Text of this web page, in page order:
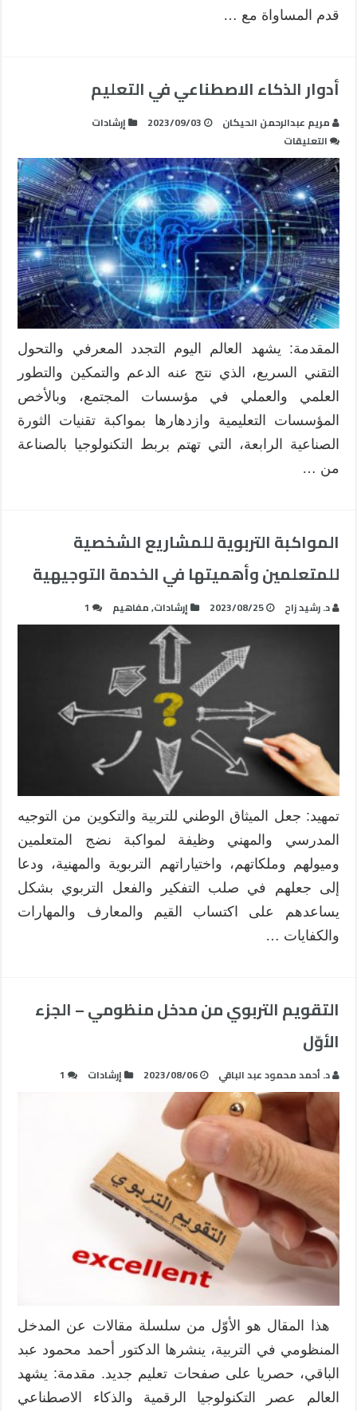
قدم المساواة مع …
أدوار الذكاء الاصطناعي في التعليم
مريم عبدالرحمن الحيكان 2023/09/03
إرشادات
التعليقات
أدوار
الذكاء
الاصطناعي
في
التعليم
مغلقة
المقدمة: يشهد العالم اليوم التجدد المعرفي والتحول
التقني السريع، الذي نتج عنه الدعم والتمكين والتطور
العلمي والعملي في مؤسسات المجتمع، وبالأخص
المؤسسات التعليمية وازدهارها بمواكبة تقنيات الثورة
الصناعية الرابعة، التي تهتم بربط التكنولوجيا بالصناعة
من …
المواكبة التربوية للمشاريع الشخصية
للمتعلمين وأهميتها في الخدمة التوجيهية
د. رشيد زاح 2023/08/25 إرشادات,مفاهيم 1
تمهيد: جعل الميثاق الوطني للتربية والتكوين من التوجيه
المدرسي والمهني وظيفة لمواكبة نضج المتعلمين
وميولهم وملكاتهم، واختياراتهم التربوية والمهنية، ودعا
إلى جعلهم في صلب التفكير والفعل التربوي بشكل
يساعدهم على اكتساب القيم والمعارف والمهارات
والكفايات …
التقويم التربوي من مدخل منظومي – الجزء
الأوّل
د. أحمد محمود عبد الباقي 2023/08/06 إرشادات 1
هذا المقال هو الأوّل من سلسلة مقالات عن المدخل
المنظومي في التربية، ينشرها الدكتور أحمد محمود عبد
الباقي، حصريا على صفحات تعليم جديد. مقدمة: يشهد
العالم عصر التكنولوجيا الرقمية والذكاء الاصطناعي